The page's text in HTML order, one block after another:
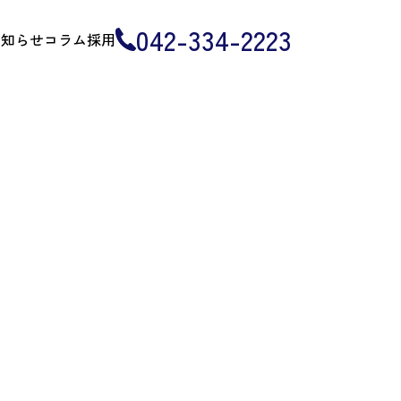
らせコラム採用 042-334-2223